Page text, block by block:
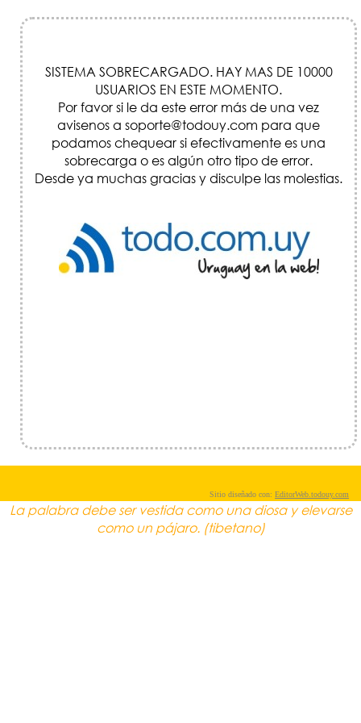
SISTEMA SOBRECARGADO. HAY MAS DE 10000
USUARIOS EN ESTE MOMENTO.
Por favor si le da este error más de una vez
avisenos a soporte@todouy.com para que
podamos chequear si efectivamente es una
sobrecarga o es algún otro tipo de error.
Desde ya muchas gracias y disculpe las molestias.
Sitio diseñado con: EditorWeb.todouy.com
La palabra debe ser vestida como una diosa y elevarse
como un pájaro. (tibetano)